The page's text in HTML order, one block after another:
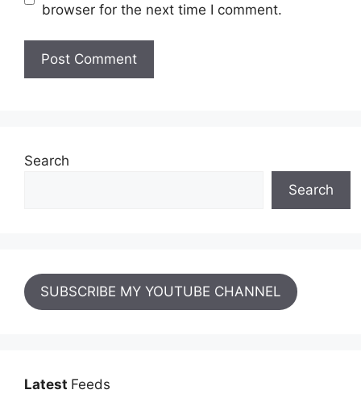
browser for the next time I comment.
Search
Search
SUBSCRIBE MY YOUTUBE CHANNEL
Latest Feeds